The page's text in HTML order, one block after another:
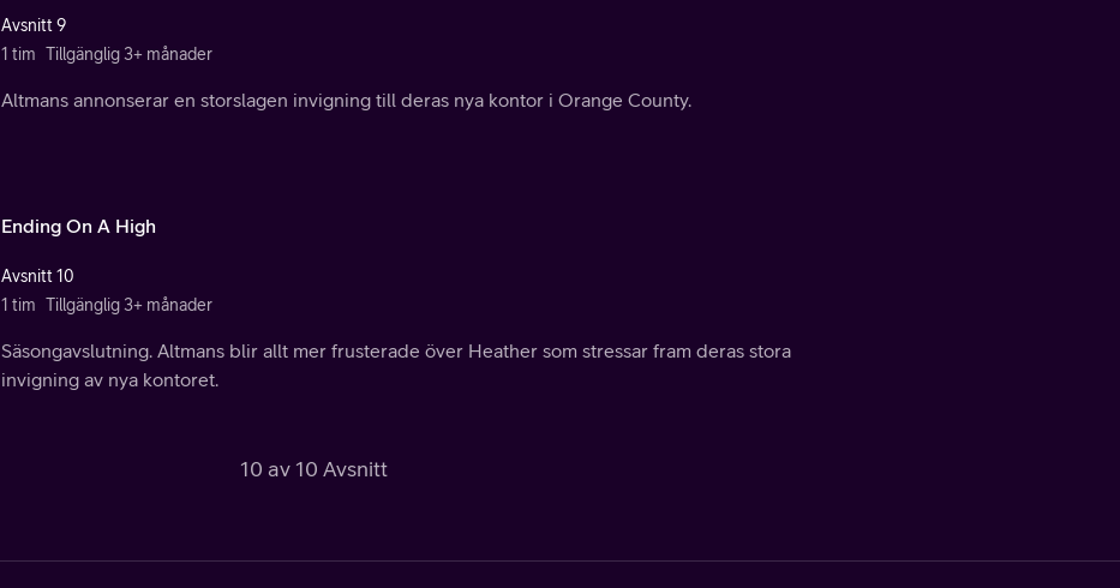
Avsnitt 9
1 tim Tillgänglig 3+ månader
Altmans annonserar en storslagen invigning till deras nya kontor i Orange County.
Ending On A High
Avsnitt 10
1 tim Tillgänglig 3+ månader
Säsongavslutning. Altmans blir allt mer frusterade över Heather som stressar fram deras stora
invigning av nya kontoret.
10 av 10 Avsnitt